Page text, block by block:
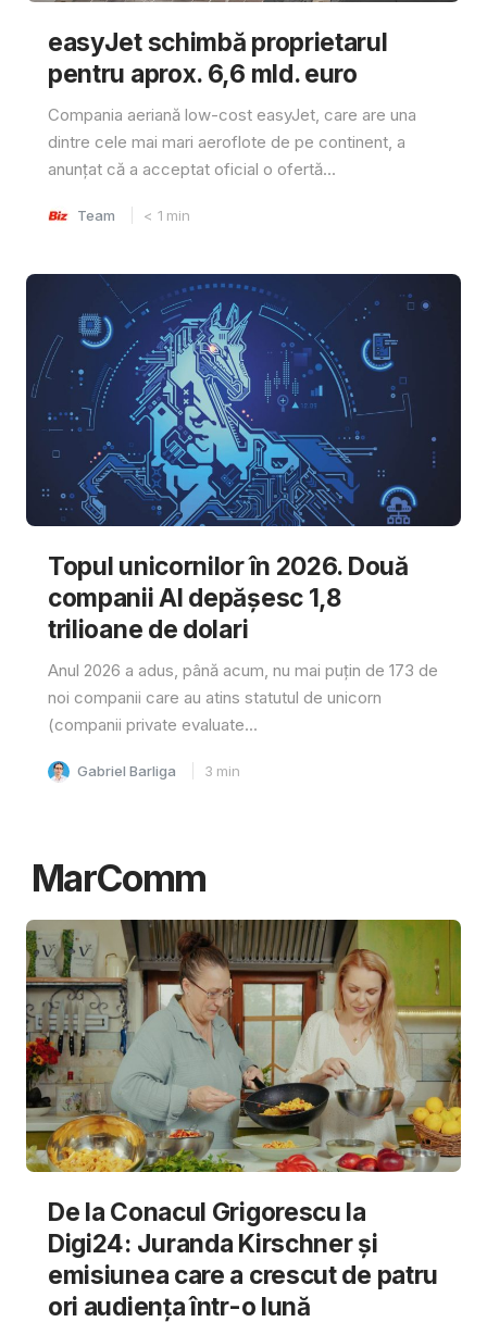
easyJet schimbă proprietarul
pentru aprox. 6,6 mld. euro
Compania aeriană low-cost easyJet, care are una
dintre cele mai mari aeroflote de pe continent, a
anunțat că a acceptat oficial o ofertă...
Team < 1 min
Topul unicornilor în 2026. Două
companii AI depășesc 1,8
trilioane de dolari
Anul 2026 a adus, până acum, nu mai puțin de 173 de
noi companii care au atins statutul de unicorn
(companii private evaluate...
Gabriel Barliga 3 min
MarComm
De la Conacul Grigorescu la
Digi24: Juranda Kirschner și
emisiunea care a crescut de patru
ori audiența într-o lună